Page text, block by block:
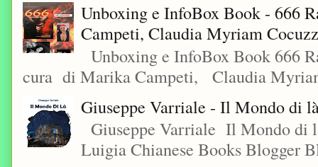
Unboxing e InfoBox Book - 666
Campeti, Claudia Myriam
Unboxing e InfoBox Book 666
cura di Marika Campeti, Claudia
Giuseppe Varriale - Il Mondo di
Giuseppe Varriale Il Mondo di
Luigia Chianese Books